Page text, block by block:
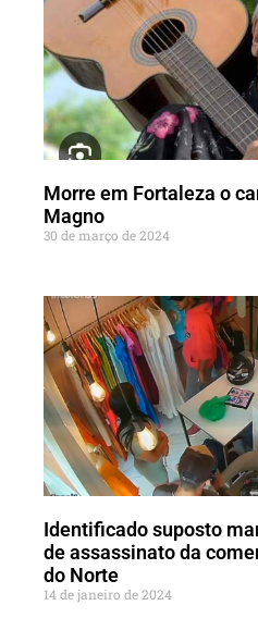
Morre em Fortaleza o
Magno
30 de março de 2024
Identificado suposto
de assassinato da
do Norte
14 de janeiro de 2024